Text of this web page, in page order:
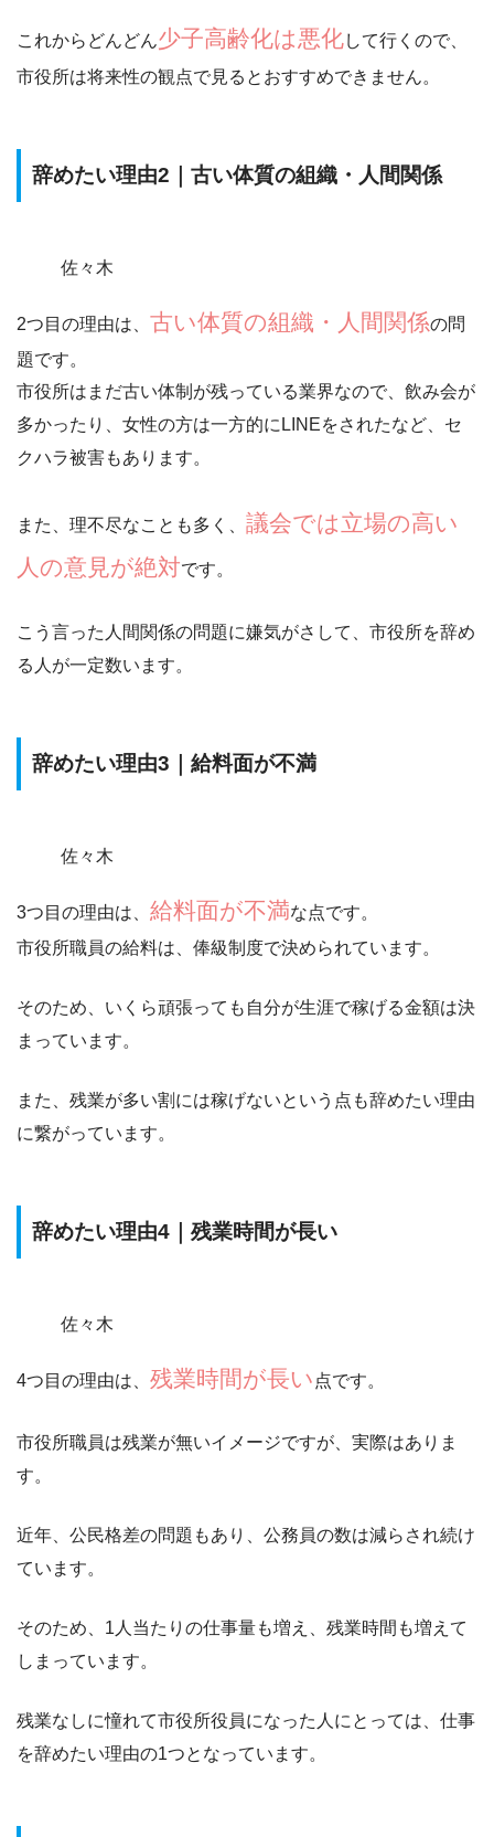
これからどんどん少子高齢化は悪化して行くので、
市役所は将来性の観点で見るとおすすめできません。
辞めたい理由2｜古い体質の組織・人間関係
佐々木
2つ目の理由は、 古い体質の組織・人間関係の問
題です。
市役所はまだ古い体制が残っている業界なので、 飲み会が
多かったり、女性の方は一方的にLINEをされたなど、セ
クハラ被害もあります。
また、理不尽なことも多く、 議会では立場の高い
人の意見が絶対です。
こう言った人間関係の問題に嫌気がさして、市役所を辞め
る人が一定数います。
辞めたい理由3｜給料面が不満
佐々木
3つ目の理由は、 給料面が不満な点です。
市役所職員の給料は、俸級制度で決められています。
そのため、 いくら頑張っても自分が生涯で稼げる金額は決
まっています。
また、残業が多い割には稼げないという点も辞めたい理由
に繋がっています。
辞めたい理由4｜残業時間が長い
佐々木
4つ目の理由は、 残業時間が長い 点です。
市役所職員は残業が無いイメージですが、実際はありま
す。
近年、公民格差の問題もあり、公務員の数は減らされ続け
ています。
そのため、 1人当たりの仕事量も増え、残業時間も増えて
しまっています。
残業なしに憧れて市役所役員になった人にとっては、仕事
を辞めたい理由の1つとなっています。